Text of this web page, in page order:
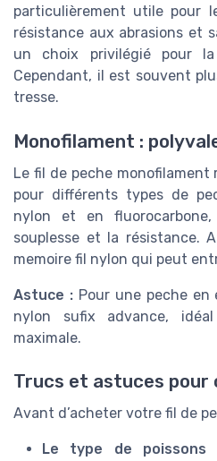
particulièrement utile pour
résistance aux abrasions et
un choix privilégié pour
Cependant, il est souvent
tresse.
Monofilament :
Le fil de peche
pour différents types de
nylon et en
souplesse et la résistance.
memoire fil nylon qui peut
Astuce :Pour une peche en
nylon sufix advance,
maximale.
Trucs et astuces pour
Avant d’acheter votre fil de
Le type de poissons